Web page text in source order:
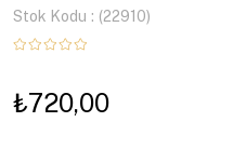
Stok Kodu (22910)
₺720,00